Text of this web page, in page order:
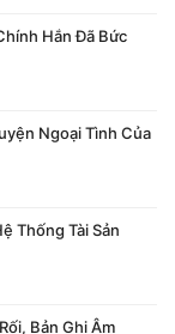
Hắn Đã Bức
Ngoại Tình Của
Thống Tài Sản
Bản Ghi Âm